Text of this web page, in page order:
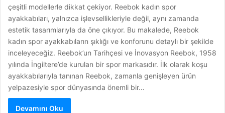
çeşitli modellerle dikkat çekiyor. Reebok kadın spor
ayakkabıları, yalnızca işlevsellikleriyle değil, aynı zamanda
estetik tasarımlarıyla da öne çıkıyor. Bu makalede, Reebok
kadın spor ayakkabıların şıklığı ve konforunu detaylı bir şekilde
inceleyeceğiz. Reebok’un Tarihçesi ve İnovasyon Reebok, 1958
yılında İngiltere’de kurulan bir spor markasıdır. İlk olarak koşu
ayakkabılarıyla tanınan Reebok, zamanla genişleyen ürün
yelpazesiyle spor dünyasında önemli bir…
Devamını Oku